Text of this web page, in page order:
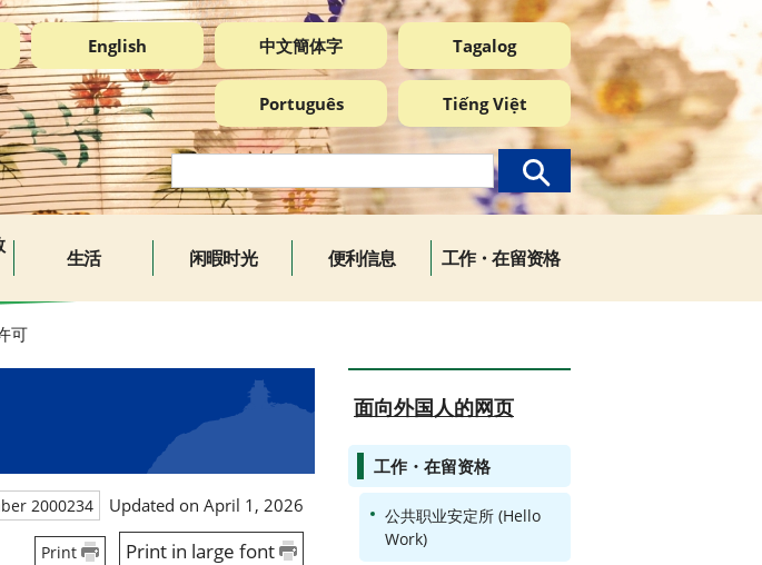
English 中文簡体字 Tagalog
Português Tiếng Việt
生活 闲暇时光 便利信息 工作・在留资格
可
2000234 Updated on April 1, 2026
Print Print in large font
面向外国人的网页
工作・在留资格
公共职业安定所 (Hello
Work)